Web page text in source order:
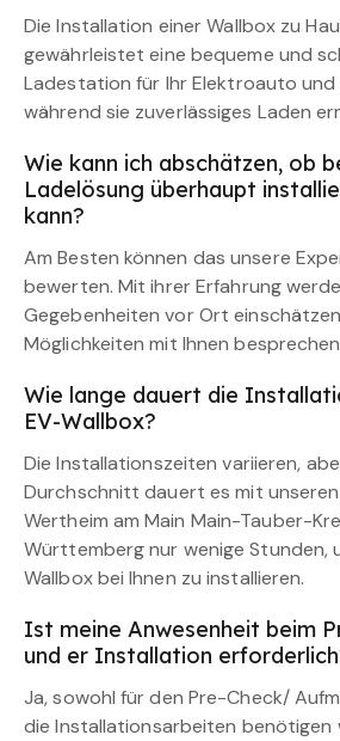
Die Installation einer Wallbox zu
gewährleistet eine bequeme und
Ladestation für Ihr Elektroauto
während sie zuverlässiges Laden
Wie kann ich abschätzen, ob
Ladelösung überhaupt
kann?
Am Besten können das unsere
bewerten. Mit ihrer Erfahrung
Gegebenheiten vor Ort
Möglichkeiten mit Ihnen
Wie lange dauert die
EV-Wallbox?
Die Installationszeiten variieren,
Durchschnitt dauert es mit
Wertheim am Main Main-Tauber-
Württemberg nur wenige Stunden,
Wallbox bei Ihnen zu installieren.
Ist meine Anwesenheit beim
und er Installation
Ja, sowohl für den Pre-Check/
die Installationsarbeiten benötigen